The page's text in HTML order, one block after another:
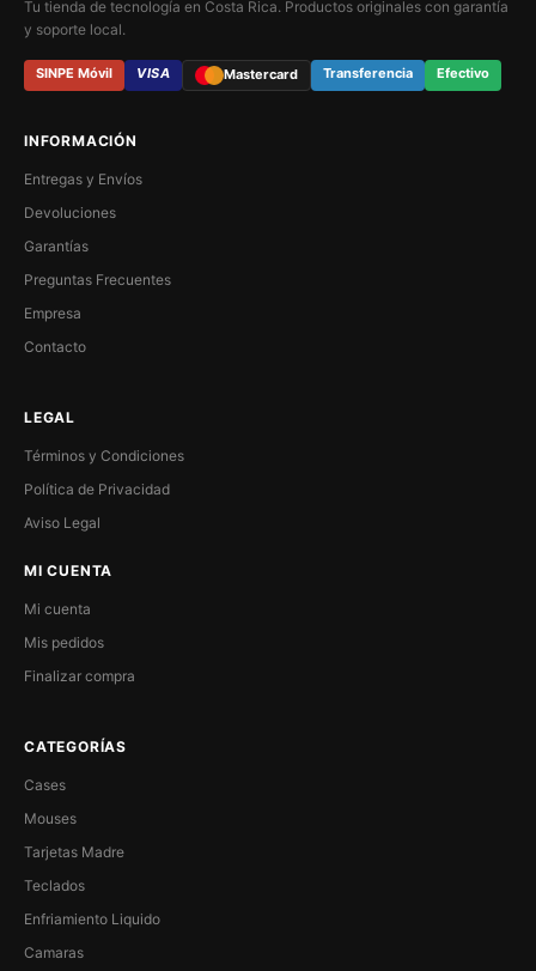
Tu tienda de tecnología en Costa Rica. Productos originales con garantía
y soporte local.
SINPE Móvil VISA Mastercard Transferencia Efectivo
INFORMACIÓN
Entregas y Envíos
Devoluciones
Garantías
Preguntas Frecuentes
Empresa
Contacto
LEGAL
Términos y Condiciones
Política de Privacidad
Aviso Legal
MI CUENTA
Mi cuenta
Mis pedidos
Finalizar compra
CATEGORÍAS
Cases
Mouses
Tarjetas Madre
Teclados
Enfriamiento Liquido
Camaras